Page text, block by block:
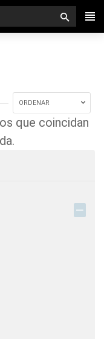
ORDENAR
que coincidan